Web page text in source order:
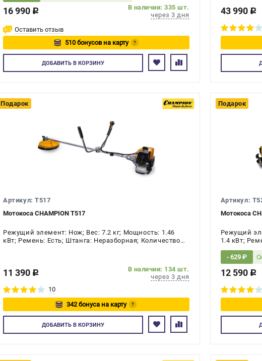
16 990 c
В наличии: 335 шт.
через 3 дня
Оставить отзыв
510 бонусов на карту
?
Авторизуйтесь
ДОБАВИТЬВ КОРЗИНУ
43 990 c
Подарок
Артикул: T517
Мотокоса CHAMPION T517
Режущий элемент: Нож; Вес: 7.2 кг; Мощность: 1.46
кВт; Ремень: Есть; Штанга: Неразборная; Количество
11 390 c
В наличии: 134 шт.
через 3 дня
10
342 бонуса на карту
?
Авторизуйтесь
ДОБАВИТЬВ КОРЗИНУ
Подарок
Артикул:
Мотокоса
Режущий
1.4 кВт;
Количество
- 629 ₽
12 590 c